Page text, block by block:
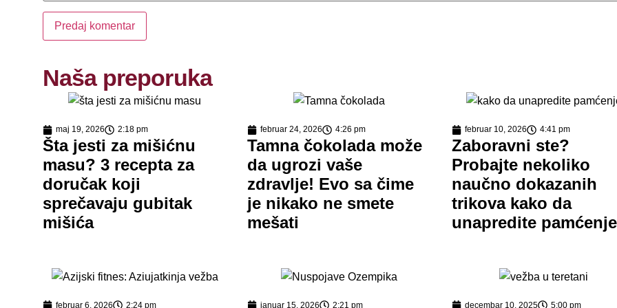
Naša preporuka
maj 19, 2026 2:18 pm
Šta jesti za mišićnu
masu? 3 recepta za
doručak koji
sprečavaju gubitak
mišića
februar 24, 2026 4:26 pm
Tamna čokolada može
da ugrozi vaše
zdravlje! Evo sa čime
je nikako ne smete
mešati
februar 10, 2026 4:41 pm
Zaboravni ste?
Probajte nekoliko
naučno dokazanih
trikova kako da
unapredite pamćenje
februar 6, 2026 2:24 pm januar 15, 2026 2:21 pm decembar 10, 2025 5:00 pm